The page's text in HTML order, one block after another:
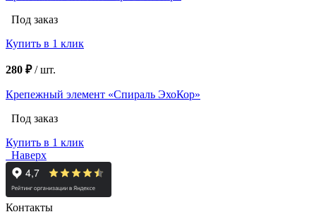
Под заказ
Купить в 1 клик
280 ₽/шт.
Крепежный элемент «Спираль ЭхоКор»
Под заказ
Купить в 1 клик
Наверх
Контакты